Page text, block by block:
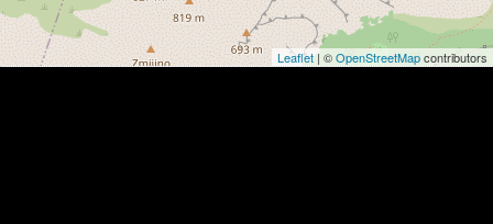
Leaflet | ©OpenStreetMapcontributors